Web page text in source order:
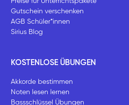
Gutschein verschenken
AGB Schüler*innen
Sirius Blog
KOSTENLOSE ÜBUNGEN
Akkorde bestimmen
Noten lesen lernen
Bassschlüssel Übungen